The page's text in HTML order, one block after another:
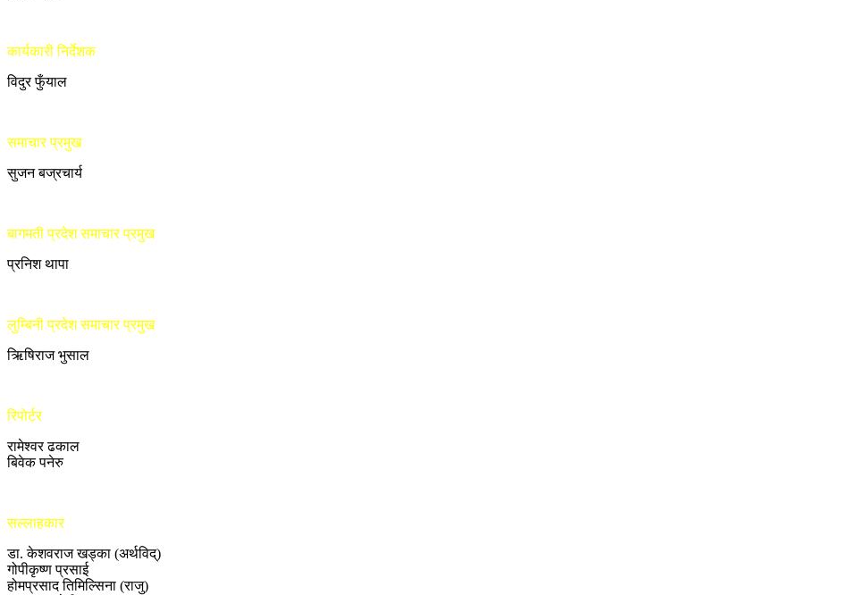
कार्यकारी निर्देशक
विदुर फुँयाल
समाचार प्रमुख
सुजन बज्रचार्य
बागमती प्रदेश समाचार प्रमुख
प्रनिश थापा
लुम्बिनी प्रदेश समाचार प्रमुख
ऋिषिराज भुसाल
रिपोर्टर
रामेश्वर ढकाल
बिवेक पनेरु
सल्लाहकार
डा. केशवराज खड्का (अर्थविद्)
गोपीकृष्ण प्रसाई
होमप्रसाद तिमिल्सिना (राजु)